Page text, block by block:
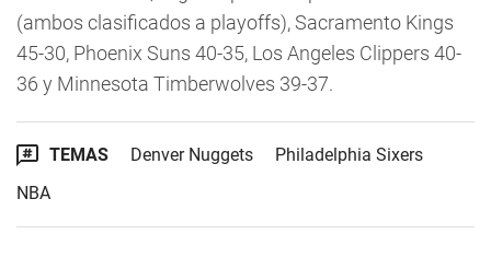
(ambos clasificados a playoffs), Sacramento Kings
45-30, Phoenix Suns 40-35, Los Angeles Clippers 40-
36 y Minnesota Timberwolves 39-37.
TEMAS Denver Nuggets
Philadelphia Sixers
NBA